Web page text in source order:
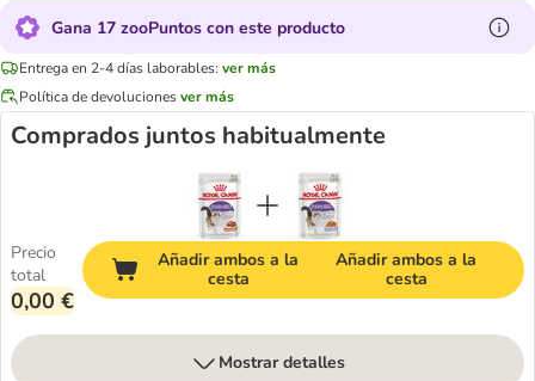
Gana 17 zooPuntos con este producto
Entrega en 2-4 días laborables: ver más
Política de devolucionesver más
Comprados juntos habitualmente
Precio
total
0,00 €
Añadir ambos a la
cesta
Añadir ambos a la
cesta
Mostrar detalles